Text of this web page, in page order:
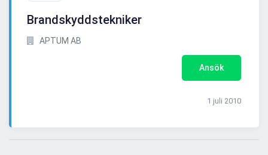
Brandskyddstekniker
APTUM AB
Ansök
1 juli 2010